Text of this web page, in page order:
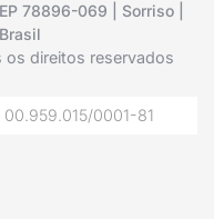
78896-069 | Sorriso |
direitos reservados
00.959.015/0001-81